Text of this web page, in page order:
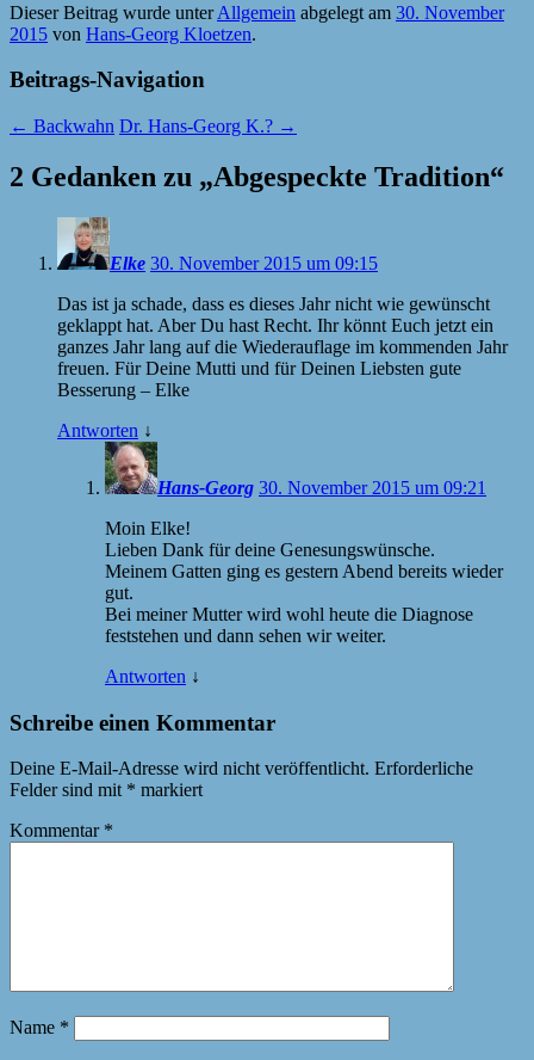
Dieser Beitrag wurde unterAllgemein abgelegt am 30. November
2015 von Hans-Georg Kloetzen.
Beitrags-Navigation
← Backwahn Dr. Hans-Georg K.? →
2 Gedanken zu „Abgespeckte Tradition“
Elke 30. November 2015 um 09:15
Das ist ja schade, dass es dieses Jahr nicht wie gewünscht
geklappt hat. Aber Du hast Recht. Ihr könnt Euch jetzt ein
ganzes Jahr lang auf die Wiederauflage im kommenden Jahr
freuen. Für Deine Mutti und für Deinen Liebsten gute
Besserung – Elke
Antworten ↓
Hans-Georg 30. November 2015 um 09:21
Moin Elke!
Lieben Dank für deine Genesungswünsche.
Meinem Gatten ging es gestern Abend bereits wieder
gut.
Bei meiner Mutter wird wohl heute die Diagnose
feststehen und dann sehen wir weiter.
Antworten ↓
Schreibe einen Kommentar
Deine E-Mail-Adresse wird nicht veröffentlicht. Erforderliche
Felder sind mit * markiert
Kommentar *
Name *